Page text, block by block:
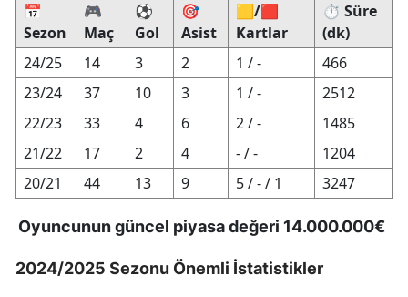
📅
Sezon
🎮
Maç
⚽
Gol
🎯
Asist
🟨/🟥
Kartlar
⏱️ Süre
(dk)
24/25
14 3 2 1 / -
466
23/24
37 10 3 1 / -
2512
22/23
33 4 6 2 / -
1485
21/22
17 2 4 - / -
1204
20/21
44 13 9 5 / - / 1 3247
Oyuncunun güncel piyasa değeri 14.000.000€
2024/2025 Sezonu Önemli İstatistikler